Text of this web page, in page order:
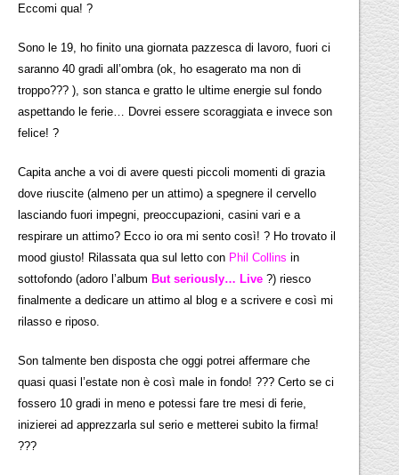
Eccomi qua! ?
Sono le 19, ho finito una giornata pazzesca di lavoro, fuori ci
saranno 40 gradi all’ombra (ok, ho esagerato ma non di
troppo??? ), son stanca e gratto le ultime energie sul fondo
aspettando le ferie… Dovrei essere scoraggiata e invece son
felice! ?
Capita anche a voi di avere questi piccoli momenti di grazia
dove riuscite (almeno per un attimo) a spegnere il cervello
lasciando fuori impegni, preoccupazioni, casini vari e a
respirare un attimo? Ecco io ora mi sento così! ? Ho trovato il
mood giusto! Rilassata qua sul letto con Phil Collins in
sottofondo (adoro l’album But seriously… Live ?) riesco
finalmente a dedicare un attimo al blog e a scrivere e così mi
rilasso e riposo.
Son talmente ben disposta che oggi potrei affermare che
quasi quasi l’estate non è così male in fondo! ??? Certo se ci
fossero 10 gradi in meno e potessi fare tre mesi di ferie,
inizierei ad apprezzarla sul serio e metterei subito la firma!
???